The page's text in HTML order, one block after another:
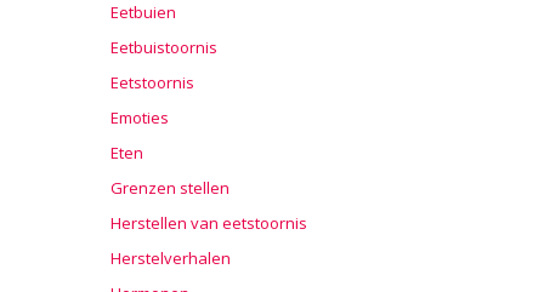
Eetbuien
Eetbuistoornis
Eetstoornis
Emoties
Eten
Grenzen stellen
Herstellen van eetstoornis
Herstelverhalen